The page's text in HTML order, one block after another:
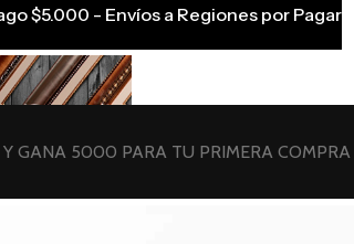
Y GANA 5000 PARA TU PRIMERA COMPRA
$5.000 - Envíos a Regiones por Pagar